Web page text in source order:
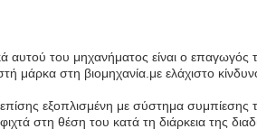
αυτού του μηχανήματος είναι ο επαγωγός
μάρκα στη βιομηχανία.με ελάχιστο
εξοπλισμένη με σύστημα
στη θέση του κατά τη διάρκεια της